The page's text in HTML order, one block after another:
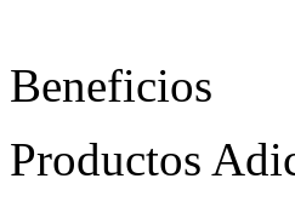
Beneficios
Productos